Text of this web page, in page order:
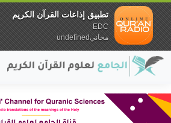
تطبيق إذاعات القرآن الكريم
EDC
مجانيundefined